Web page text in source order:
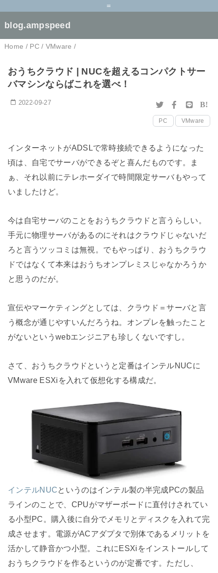
=
blog.ampspeed
Home / PC / VMware /
おうちクラウド | NUCを超えるコンパクトサー
バマシンならばこれを選べ！
2022-09-27 B!
PC VMware
インターネットがADSLで常時接続できるようになった
頃は、自宅でサーバができるぞと喜んだものです。ま
ぁ、それ以前にテレホーダイで時間限定サーバもやって
いましたけど。
今は自宅サーバのことをおうちクラウドと言うらしい。
手元に物理サーバがあるのにそれはクラウドじゃないだ
ろと言うツッコミは無視。でもやっぱり、おうちクラウ
ドではなくて本来はおうちオンプレミスじゃなかろうか
と思うのだが。
宣伝やマーケティングとしては、クラウド＝サーバと言
う概念が通じやすいんだろうね。オンプレを触ったこと
がないというwebエンジニアも珍しくないですし。
さて、おうちクラウドというと定番はインテルNUCに
VMware ESXiを入れて仮想化する構成だ。
インテルNUCというのはインテル製の半完成PCの製品
ラインのことで、CPUがマザーボードに直付けされてい
る小型PC。購入後に自分でメモリとディスクを入れて完
成させます。電源がACアダプタで別体であるメリットを
活かして静音かつ小型。これにESXiをインストールして
おうちクラウドを作るというのが定番です。ただし、